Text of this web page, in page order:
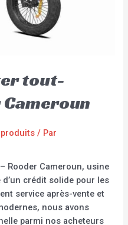
tout-
produits / Par
Rooder Cameroun, usine
crédit solide pour les
service après-vente et
nous avons
parmi nos acheteurs